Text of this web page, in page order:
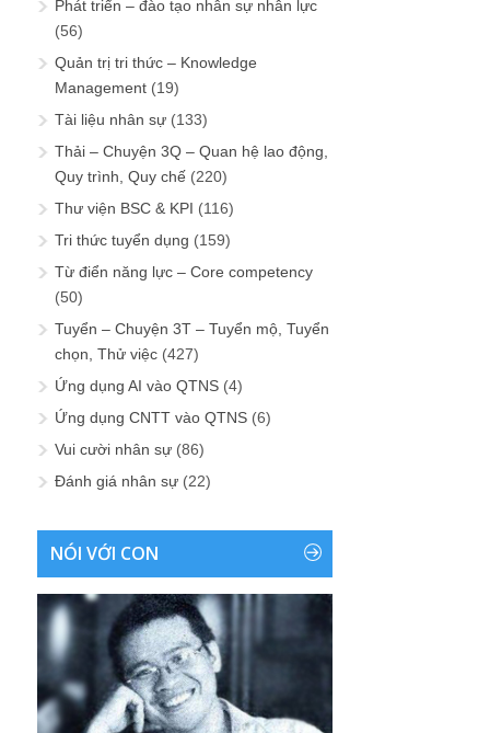
Phát triển – đào tạo nhân sự nhân lực
(56)
Quản trị tri thức – Knowledge
Management (19)
Tài liệu nhân sự (133)
Thải – Chuyện 3Q – Quan hệ lao động,
Quy trình, Quy chế (220)
Thư viện BSC & KPI (116)
Tri thức tuyển dụng (159)
Từ điển năng lực – Core competency
(50)
Tuyển – Chuyện 3T – Tuyển mộ, Tuyển
chọn, Thử việc (427)
Ứng dụng AI vào QTNS (4)
Ứng dụng CNTT vào QTNS (6)
Vui cười nhân sự (86)
Đánh giá nhân sự (22)
NÓI VỚI CON